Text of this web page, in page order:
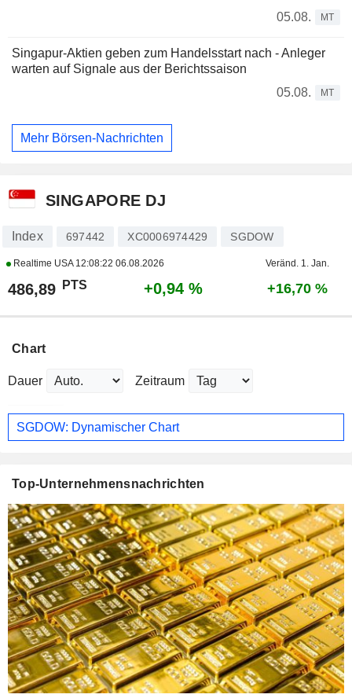
05.08.
MT
Singapur-Aktien geben zum Handelsstart nach - Anleger
warten auf Signale aus der Berichtssaison
05.08.
MT
Mehr Börsen-Nachrichten
SINGAPORE DJ
Index 697442 XC0006974429 SGDOW
Realtime USA 12:08:22 06.08.2026 Veränd. 1. Jan.
486,89 PTS +0,94 % +16,70 %
Chart
Dauer Zeitraum
SGDOW: Dynamischer Chart
Top-Unternehmensnachrichten